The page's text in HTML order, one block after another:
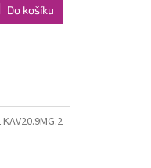
Do košíku
KAV20.9MG.2